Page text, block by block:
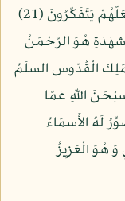
خَشيَةِ اللّهِ وَ تِلْك الأَمْثَلُ نَضرِبهَا لِلنّاسِ لَعَلّهُمْ يَتَفَكّرُونَ (21)
هُوَ الرّحْمَنُ
هُوَ الْمَلِك الْقُدّوس السلَمُ
اللّهِ عَمّا
لَهُ الأَسمَاءُ
هُوَ الْعَزِيزُ